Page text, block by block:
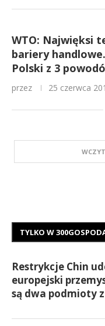
WTO: Najwięksi
bariery
Polski z 3
przez 25 czerwca
TYLKO W
Restrykcje Chin
europejski
są dwa podmioty